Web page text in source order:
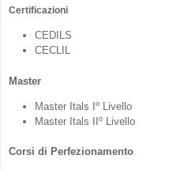
Certificazioni
CEDILS
CECLIL
Master
Master Itals Iº Livello
Master Itals IIº Livello
Corsi di Perfezionamento